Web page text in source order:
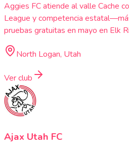
Aggies FC atiende al valle Cache
League y competencia
pruebas gratuitas en mayo en Elk
North Logan, Utah
Ver club
Ajax Utah FC